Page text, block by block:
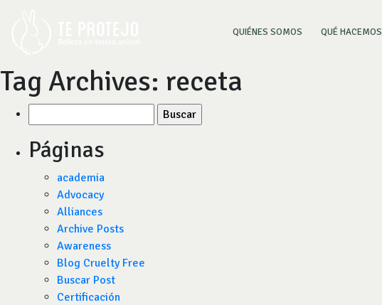
QUIÉNES SOMOS (CURRENT)
QUÉ HACEMOS
Tag Archives: receta
por:
Páginas
academia
Advocacy
Alliances
Archive Posts
Awareness
Blog Cruelty Free
Buscar Post
Certificación